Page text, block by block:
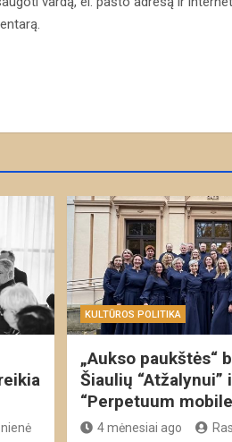
KULTŪROS POLITIKA
„Aukso paukštės“
Šiaulių “Atžalynui”
“Perpetuum
4 mėnesiai ago